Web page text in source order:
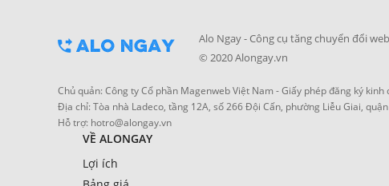
Alo Ngay - Công cụ tăng chuyển đổi
© 2020 Alongay.vn
Chủ quản: Công ty Cổ phần Magenweb Việt Nam - Giấy phép đăng ký
Địa chỉ: Tòa nhà Ladeco, tầng 12A, số 266 Đội Cấn, phường Liễu Giai,
Hỗ trợ: hotro@alongay.vn
VỀ ALONGAY
Lợi ích